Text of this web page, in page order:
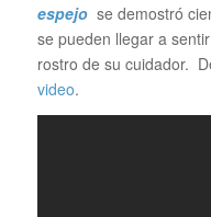
espejose demostró
se pueden llegar a
rostro de su cuidador.
video.